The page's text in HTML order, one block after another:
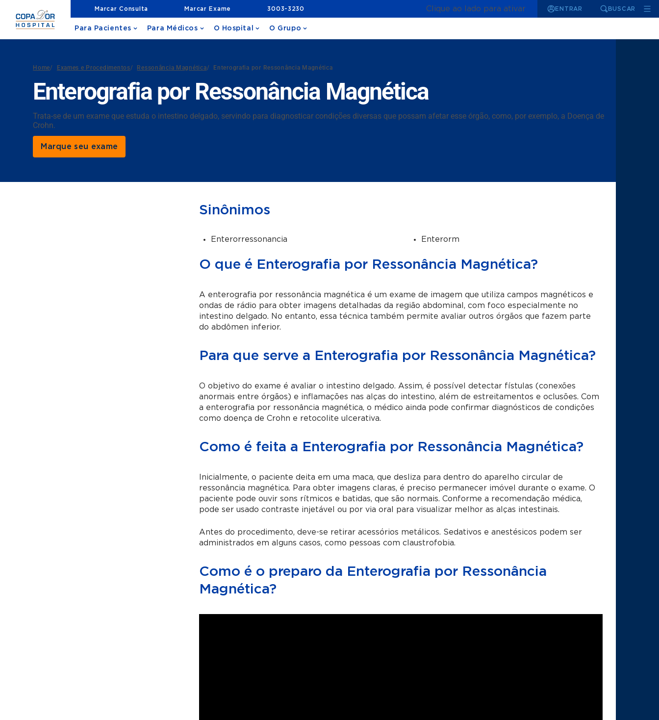
Marcar Consulta Marcar Exame 3003-3230 Clique ao lado para ativar ENTRAR BUSCAR
Para Pacientes Para Médicos O Hospital O Grupo
Home/ Exames e Procedimentos/ Ressonância Magnética/ Enterografia por Ressonância Magnética
Enterografia por Ressonância Magnética
Trata-se de um exame que estuda o intestino delgado, servindo para diagnosticar condições diversas que possam afetar esse órgão, como, por exemplo, a Doença de
Crohn.
Marque seu exame
Sinônimos
Enterorressonancia Enterorm
O que é Enterografia por Ressonância Magnética?
A enterografia por ressonância magnética é um exame de imagem que utiliza campos magnéticos e
ondas de rádio para obter imagens detalhadas da região abdominal, com foco especialmente no
intestino delgado. No entanto, essa técnica também permite avaliar outros órgãos que fazem parte
do abdômen inferior.
Para que serve a Enterografia por Ressonância Magnética?
O objetivo do exame é avaliar o intestino delgado. Assim, é possível detectar fístulas (conexões
anormais entre órgãos) e inflamações nas alças do intestino, além de estreitamentos e oclusões. Com
a enterografia por ressonância magnética, o médico ainda pode confirmar diagnósticos de condições
como doença de Crohn e retocolite ulcerativa.
Como é feita a Enterografia por Ressonância Magnética?
Inicialmente, o paciente deita em uma maca, que desliza para dentro do aparelho circular de
ressonância magnética. Para obter imagens claras, é preciso permanecer imóvel durante o exame. O
paciente pode ouvir sons rítmicos e batidas, que são normais. Conforme a recomendação médica,
pode ser usado contraste injetável ou por via oral para visualizar melhor as alças intestinais.
Antes do procedimento, deve-se retirar acessórios metálicos. Sedativos e anestésicos podem ser
administrados em alguns casos, como pessoas com claustrofobia.
Como é o preparo da Enterografia por Ressonância
Magnética?